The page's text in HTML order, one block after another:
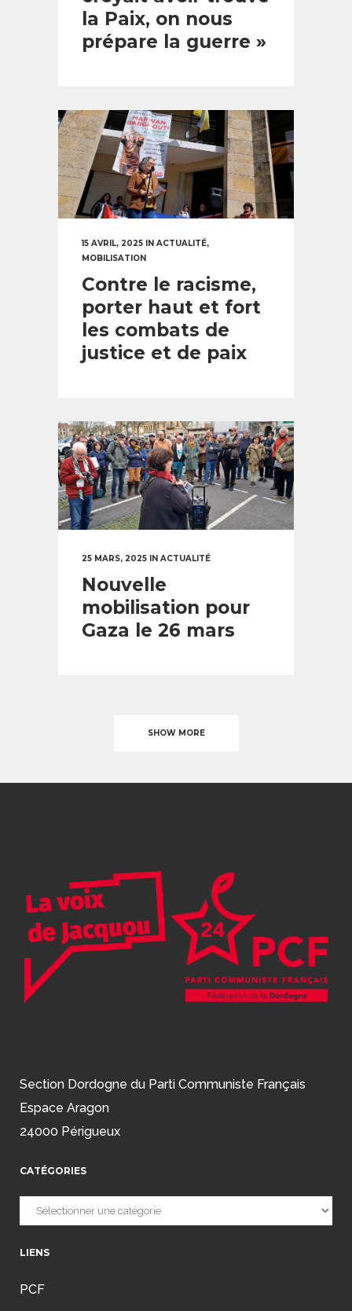
la Paix, on nous
prépare la guerre »
15 AVRIL, 2025 IN ACTUALITÉ,
MOBILISATION
Contre le racisme,
porter haut et fort
les combats de
justice et de paix
25 MARS, 2025 IN ACTUALITÉ
Nouvelle
mobilisation pour
Gaza le 26 mars
SHOW MORE
Section Dordogne du Parti Communiste Français
Espace Aragon
24000 Périgueux
CATÉGORIES
Catégories
LIENS
PCF